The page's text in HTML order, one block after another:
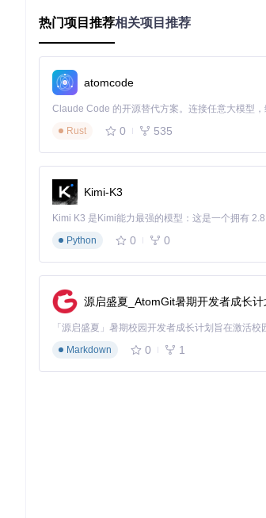
注意：安装过程中可能需要输入你的Mac登
第三步：加载并启用驱动
🔑 加载驱动
# 将驱动加载到系统内核，使Mac能够识别Android
🔑 手机端设置
提示：如果网络连接未立即建立，尝试断开
🧩 技术原理简析
热门项目推荐相关项目推荐
atomcode
Rust
0 535
Kimi-K3
Python
0 0
源启盛夏_AtomGit暑期开发者成长计
Markdown
0 1